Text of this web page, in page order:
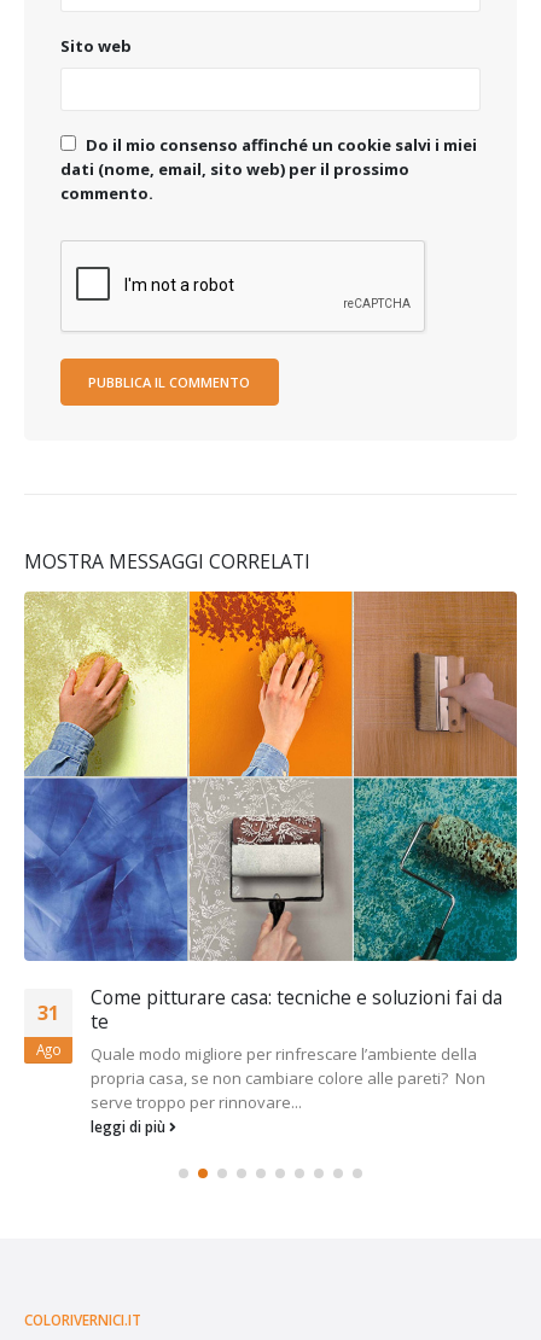
Sito web
Do il mio consenso affinché un cookie salvi i miei
dati (nome, email, sito web) per il prossimo
commento.
MOSTRA MESSAGGI CORRELATI
31
Ago
Come pitturare casa: tecniche e soluzioni fai da
te
Quale modo migliore per rinfrescare l’ambiente della
propria casa, se non cambiare colore alle pareti? Non
serve troppo per rinnovare...
leggi di più
COLORIVERNICI.IT